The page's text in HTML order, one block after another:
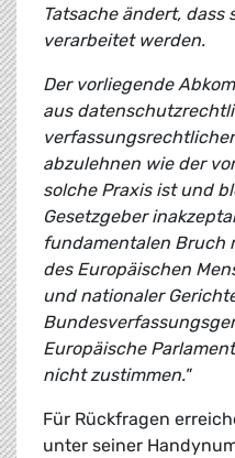
Tatsache ändert, dass
verarbeitet werden.
Der vorliegende
aus
abzulehnen wie der
solche Praxis ist und
Gesetzgeber
fundamentalen Bruch
des Europäischen
und nationaler
Europäische
nicht zustimmen."
Für Rückfragen
unter seiner